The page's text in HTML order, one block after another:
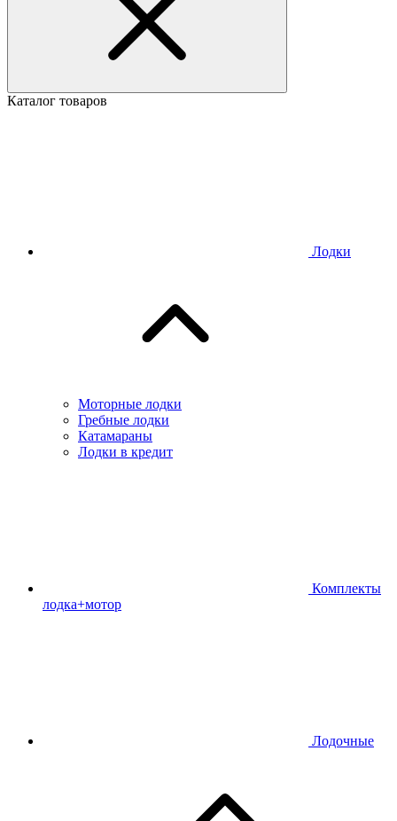
Каталог товаров
Лодки
Моторные лодки
Гребные лодки
Катамараны
Лодки в кредит
Комплекты
лодка+мотор
Лодочные